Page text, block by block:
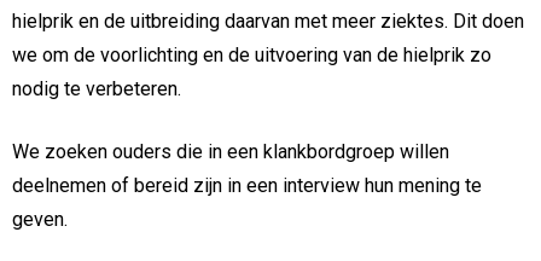
hielprik en de uitbreiding daarvan met meer ziektes. Dit doen
we om de voorlichting en de uitvoering van de hielprik zo
nodig te verbeteren.
We zoeken ouders die in een klankbordgroep willen
deelnemen of bereid zijn in een interview hun mening te
geven.